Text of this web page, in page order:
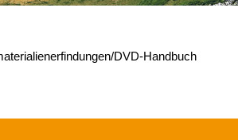
DVD-Handbuch